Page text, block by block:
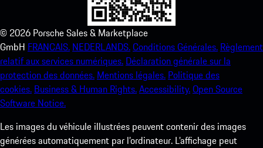
© 2026 Porsche Sales & Marketplace
GmbH FRANCAIS. NEDERLANDS.Conditions Générales. Règlement
relatif aux services numériques. Déclaration générale sur la
protection des données. Mentions légales. Politique des
cookies. Business & Human Rights.Accessibility.Open Source
Software Notice.
Les images du véhicule illustrées peuvent contenir des images
générées automatiquement par l’ordinateur. L’affichage peut